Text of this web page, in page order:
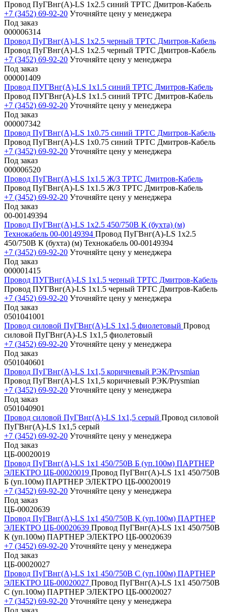
Провод ПуГВнг(А)-LS 1х2.5 синий ТРТС Дмитров-Кабель
+7 (3452) 69-92-20 Уточняйте цену у менеджера
Под заказ
000006314
Провод ПуГВнг(А)-LS 1х2.5 черный ТРТС Дмитров-Кабель
Провод ПуГВнг(А)-LS 1х2.5 черный ТРТС Дмитров-Кабель
+7 (3452) 69-92-20 Уточняйте цену у менеджера
Под заказ
000001409
Провод ПУГВнг(А)-LS 1х1.5 синий ТРТС Дмитров-Кабель
Провод ПУГВнг(А)-LS 1х1.5 синий ТРТС Дмитров-Кабель
+7 (3452) 69-92-20 Уточняйте цену у менеджера
Под заказ
000007342
Провод ПуГВнг(А)-LS 1х0.75 синий ТРТС Дмитров-Кабель
Провод ПуГВнг(А)-LS 1х0.75 синий ТРТС Дмитров-Кабель
+7 (3452) 69-92-20 Уточняйте цену у менеджера
Под заказ
000006520
Провод ПуГВнг(А)-LS 1х1.5 Ж/З ТРТС Дмитров-Кабель
Провод ПуГВнг(А)-LS 1х1.5 Ж/З ТРТС Дмитров-Кабель
+7 (3452) 69-92-20 Уточняйте цену у менеджера
Под заказ
00-00149394
Провод ПуГВнг(А)-LS 1х2.5 450/750В К (бухта) (м)
Технокабель 00-00149394 Провод ПуГВнг(А)-LS 1х2.5
450/750В К (бухта) (м) Технокабель 00-00149394
+7 (3452) 69-92-20 Уточняйте цену у менеджера
Под заказ
000001415
Провод ПУГВнг(А)-LS 1х1.5 черный ТРТС Дмитров-Кабель
Провод ПУГВнг(А)-LS 1х1.5 черный ТРТС Дмитров-Кабель
+7 (3452) 69-92-20 Уточняйте цену у менеджера
Под заказ
0501041001
Провод силовой ПуГВнг(А)-LS 1х1,5 фиолетовый Провод
силовой ПуГВнг(А)-LS 1х1,5 фиолетовый
+7 (3452) 69-92-20 Уточняйте цену у менеджера
Под заказ
0501040601
Провод ПуГВнг(А)-LS 1х1,5 коричневый РЭК/Prysmian
Провод ПуГВнг(А)-LS 1х1,5 коричневый РЭК/Prysmian
+7 (3452) 69-92-20 Уточняйте цену у менеджера
Под заказ
0501040901
Провод силовой ПуГВнг(А)-LS 1х1,5 серый Провод силовой
ПуГВнг(А)-LS 1х1,5 серый
+7 (3452) 69-92-20 Уточняйте цену у менеджера
Под заказ
ЦБ-00020019
Провод ПуГВнг(А)-LS 1х1 450/750В Б (уп.100м) ПАРТНЕР
ЭЛЕКТРО ЦБ-00020019 Провод ПуГВнг(А)-LS 1х1 450/750В
Б (уп.100м) ПАРТНЕР ЭЛЕКТРО ЦБ-00020019
+7 (3452) 69-92-20 Уточняйте цену у менеджера
Под заказ
ЦБ-00020639
Провод ПуГВнг(А)-LS 1х1 450/750В К (уп.100м) ПАРТНЕР
ЭЛЕКТРО ЦБ-00020639 Провод ПуГВнг(А)-LS 1х1 450/750В
К (уп.100м) ПАРТНЕР ЭЛЕКТРО ЦБ-00020639
+7 (3452) 69-92-20 Уточняйте цену у менеджера
Под заказ
ЦБ-00020027
Провод ПуГВнг(А)-LS 1х1 450/750В С (уп.100м) ПАРТНЕР
ЭЛЕКТРО ЦБ-00020027 Провод ПуГВнг(А)-LS 1х1 450/750В
С (уп.100м) ПАРТНЕР ЭЛЕКТРО ЦБ-00020027
+7 (3452) 69-92-20 Уточняйте цену у менеджера
Под заказ